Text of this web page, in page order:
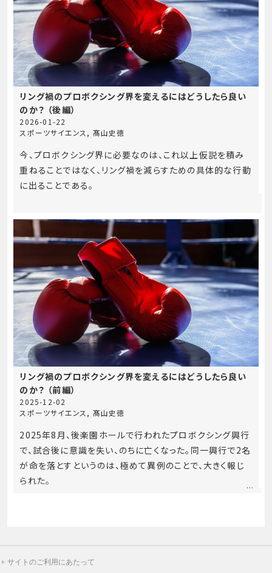
リング禍のプロボクシング界を変えるにはどうしたら良い
のか？ （後編）
2026-01-22
スポーツサイエンス , 髙山史徳
今、プロボクシング界に必要なのは、これ以上仮説を積み
重ねることではなく、リング禍を減らすための具体的な行動
に出ることである。
リング禍のプロボクシング界を変えるにはどうしたら良い
のか？ （前編）
2025-12-02
スポーツサイエンス , 髙山史徳
2025年8月、後楽園ホールで行われたプロボクシング興行
で、試合後に意識を失い、のちに亡くなった。同一興行で2名
が命を落とすというのは、極めて異例のことで、大きく報じ
られた。
サイトのご利用にあたって